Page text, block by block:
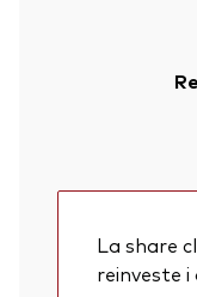
La share
reinveste i